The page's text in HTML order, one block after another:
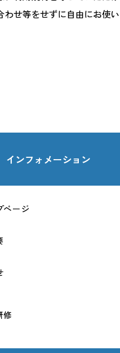
インフォメーション
ページ
修
わせ等をせずに自由にお使